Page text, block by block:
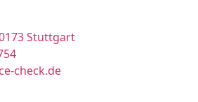
Stuttgart
check.de